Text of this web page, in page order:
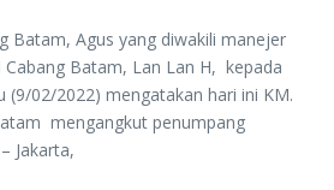
Batam, Agus yang diwakili manejer
Cabang Batam, Lan Lan H, kepada
(9/02/2022) mengatakan hari ini KM.
mengangkut penumpang
Jakarta,